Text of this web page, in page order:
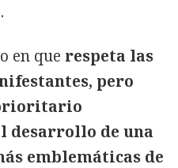
en que respeta las
pero
desarrollo de una
emblemáticas de